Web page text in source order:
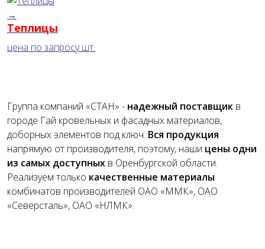
→
Теплицы
цена по запросу шт.
Группа компаний «СТАН» - надежный поставщик в
городе Гай кровельных и фасадных материалов,
доборных элементов под ключ. Вся продукция
напрямую от производителя, поэтому, наши цены одни
из самых доступных в Оренбургской области.
Реализуем только качественные материалы
комбинатов производителей ОАО «ММК», ОАО
«Северсталь», ОАО «НЛМК».